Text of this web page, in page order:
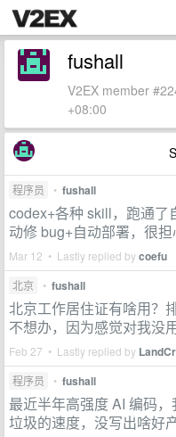
fushall
V2EX member
+08:00
程序员 • fushall
codex+各种 skill，跑通了
动修 bug+自动部署，很
Mar 12 • Lastly replied bycoefu
北京 • fushall
北京工作居住证有啥用？
不想办，因为感觉对我没
Feb 27 • Lastly replied by
程序员 • fushall
最近半年高强度 AI 编码
垃圾的速度，没写出啥好